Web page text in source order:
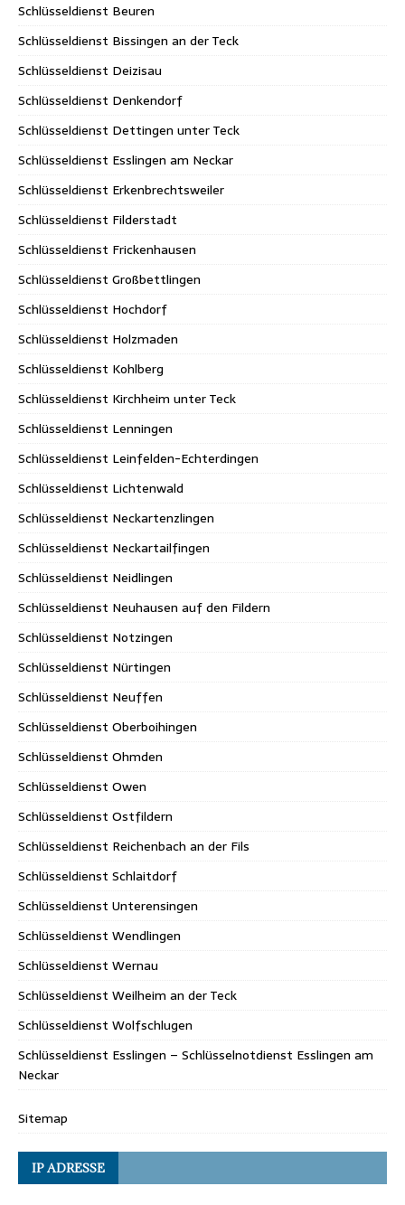
Schlüsseldienst Beuren
Schlüsseldienst Bissingen an der Teck
Schlüsseldienst Deizisau
Schlüsseldienst Denkendorf
Schlüsseldienst Dettingen unter Teck
Schlüsseldienst Esslingen am Neckar
Schlüsseldienst Erkenbrechtsweiler
Schlüsseldienst Filderstadt
Schlüsseldienst Frickenhausen
Schlüsseldienst Großbettlingen
Schlüsseldienst Hochdorf
Schlüsseldienst Holzmaden
Schlüsseldienst Kohlberg
Schlüsseldienst Kirchheim unter Teck
Schlüsseldienst Lenningen
Schlüsseldienst Leinfelden-Echterdingen
Schlüsseldienst Lichtenwald
Schlüsseldienst Neckartenzlingen
Schlüsseldienst Neckartailfingen
Schlüsseldienst Neidlingen
Schlüsseldienst Neuhausen auf den Fildern
Schlüsseldienst Notzingen
Schlüsseldienst Nürtingen
Schlüsseldienst Neuffen
Schlüsseldienst Oberboihingen
Schlüsseldienst Ohmden
Schlüsseldienst Owen
Schlüsseldienst Ostfildern
Schlüsseldienst Reichenbach an der Fils
Schlüsseldienst Schlaitdorf
Schlüsseldienst Unterensingen
Schlüsseldienst Wendlingen
Schlüsseldienst Wernau
Schlüsseldienst Weilheim an der Teck
Schlüsseldienst Wolfschlugen
Schlüsseldienst Esslingen – Schlüsselnotdienst Esslingen am
Neckar
Sitemap
IP ADRESSE